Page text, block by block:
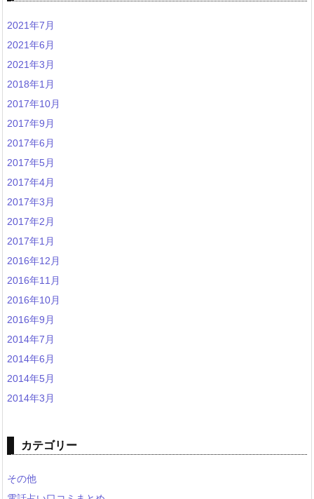
2021年7月
2021年6月
2021年3月
2018年1月
2017年10月
2017年9月
2017年6月
2017年5月
2017年4月
2017年3月
2017年2月
2017年1月
2016年12月
2016年11月
2016年10月
2016年9月
2014年7月
2014年6月
2014年5月
2014年3月
カテゴリー
その他